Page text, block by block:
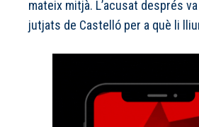
mateix mitjà. L’acusat després
jutjats de Castelló per a què li